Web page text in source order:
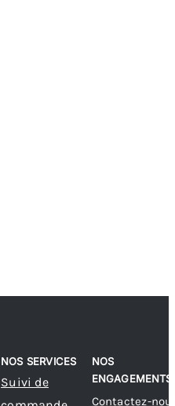
NOS SERVICES
Suivi de
NOS
ENGAGEMENTS
Contactez-